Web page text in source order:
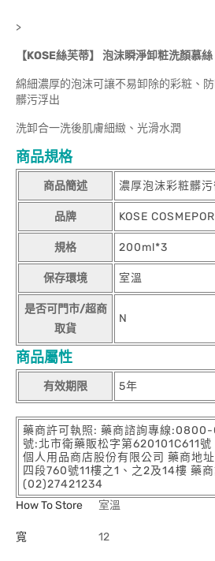
>
【KOSE絲芙蒂】 泡沫瞬淨卸粧洗顏慕絲
綿細濃厚的泡沫可讓不易卸除的彩粧、
髒污浮出
洗卸合一洗後肌膚細緻、光滑水潤
商品規格
商品簡述 濃厚泡沫彩粧髒
品牌 KOSE
規格 200ml*3
保存環境 室溫
是否可門市/超商
取貨
N
商品屬性
有效期限 5年
藥商許可執照: 藥商諮詢專線
號:北市衛藥販松字第620101C611
個人用品商店股份有限公司 藥商地
四段760號11樓之1、之2及14樓 藥
(02)27421234
How To Store
室溫
寬 12